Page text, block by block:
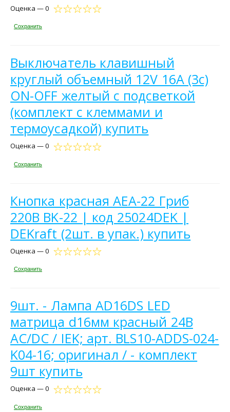
Оценка — 0
Сохранить
Выключатель клавишный
круглый объемный 12V 16А (3с)
ON-OFF желтый с подсветкой
(комплект с клеммами и
термоусадкой) купить
Оценка — 0
Сохранить
Кнопка красная AEA-22 Гриб
220В ВK-22 | код 25024DEK |
DEKraft (2шт. в упак.) купить
Оценка — 0
Сохранить
9шт. - Лампа AD16DS LED
матрица d16мм красный 24В
AC/DC / IEK; арт. BLS10-ADDS-024-
K04-16; оригинал / - комплект
9шт купить
Оценка — 0
Сохранить